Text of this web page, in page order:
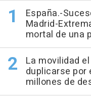
España.-
Madrid-
mortal de una
La movilidad
duplicarse por
millones de